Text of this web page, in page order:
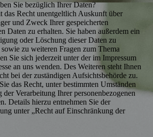
Sie bezüglich Ihrer Daten?
das Recht unentgeltlich Auskunft über
und Zweck Ihrer gespeicherten
Daten zu erhalten. Sie haben außerdem ein
oder Löschung dieser Daten zu
zu weiteren Fragen zum Thema
Sie sich jederzeit unter der im Impressum
an uns wenden. Des Weiteren steht Ihnen
bei der zuständigen Aufsichtsbehörde zu.
das Recht, unter bestimmten Umständen
der Verarbeitung Ihrer personenbezogenen
Details hierzu entnehmen Sie der
unter „Recht auf Einschränkung der